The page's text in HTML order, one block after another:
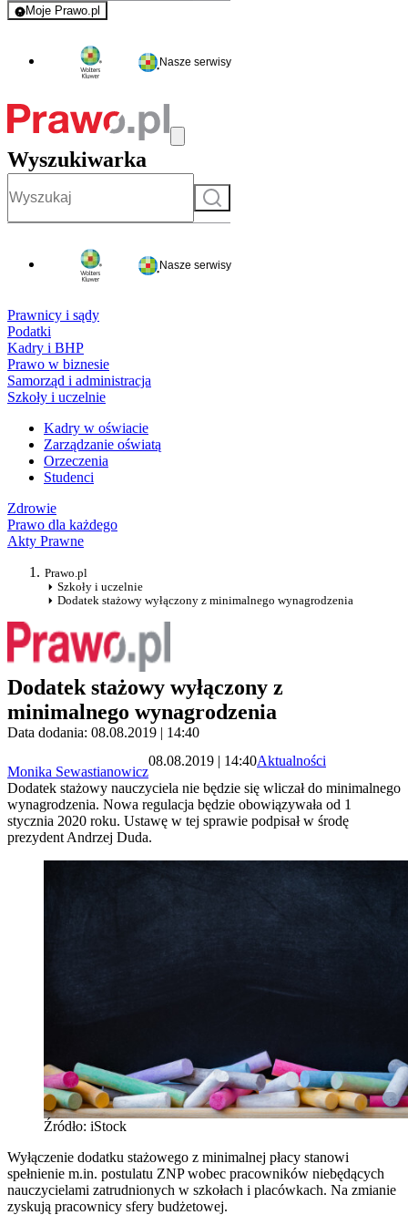
Moje Prawo.pl
- rejestracja i logowanie do serwisu
Nasze serwisy
Wyszukiwarka
Szukaj
Nasze serwisy
Prawnicy i sądy
Podatki
Kadry i BHP
Prawo w biznesie
Samorząd i administracja
Szkoły i uczelnie
Kadry w oświacie
Zarządzanie oświatą
Orzeczenia
Studenci
Zdrowie
Prawo dla każdego
Akty Prawne
Prawo.pl
Szkoły i uczelnie
Dodatek stażowy wyłączony z minimalnego wynagrodzenia
Dodatek stażowy wyłączony z
minimalnego wynagrodzenia
Data dodania: 08.08.2019 | 14:40
Monika Sewastianowicz
08.08.2019 | 14:40Aktualności
Dodatek stażowy nauczyciela nie będzie się wliczał do minimalnego
wynagrodzenia. Nowa regulacja będzie obowiązywała od 1
stycznia 2020 roku. Ustawę w tej sprawie podpisał w środę
prezydent Andrzej Duda.
Źródło: iStock
Wyłączenie dodatku stażowego z minimalnej płacy stanowi
spełnienie m.in. postulatu ZNP wobec pracowników niebędących
nauczycielami zatrudnionych w szkołach i placówkach. Na zmianie
zyskują pracownicy sfery budżetowej.